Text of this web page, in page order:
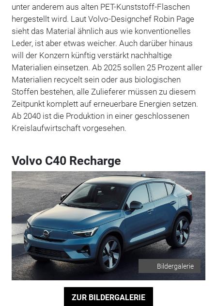
unter anderem aus alten PET-Kunststoff-Flaschen
hergestellt wird. Laut Volvo-Designchef Robin Page
sieht das Material ähnlich aus wie konventionelles
Leder, ist aber etwas weicher. Auch darüber hinaus
will der Konzern künftig verstärkt nachhaltige
Materialien einsetzen. Ab 2025 sollen 25 Prozent aller
Materialien recycelt sein oder aus biologischen
Stoffen bestehen, alle Zulieferer müssen zu diesem
Zeitpunkt komplett auf erneuerbare Energien setzen.
Ab 2040 ist die Produktion in einer geschlossenen
Kreislaufwirtschaft vorgesehen.
Volvo C40 Recharge
Bildergalerie
ZUR BILDERGALERIE